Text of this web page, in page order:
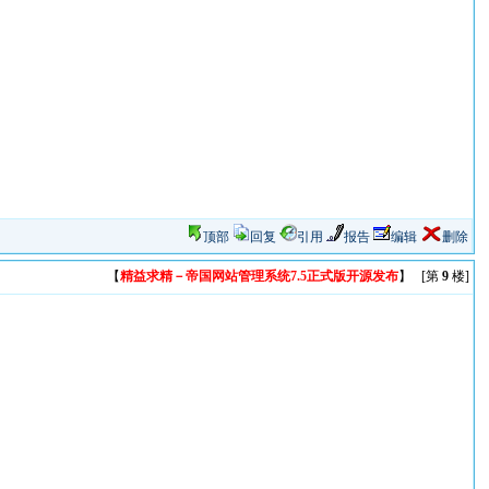
顶部 回复 引用 报告 编辑 删除
【精益求精－帝国网站管理系统7.5正式版开源发布】 [第 9楼]